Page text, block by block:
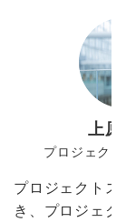
上
プロジェク
プロジェクト
き、プロジェ